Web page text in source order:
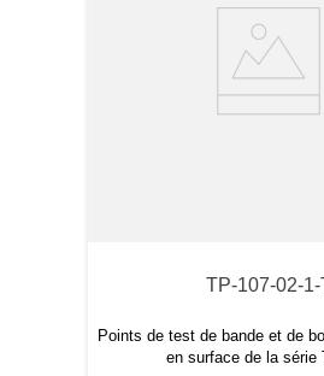
TP-107-02-1-
Points de test de bande et de
en surface de la série